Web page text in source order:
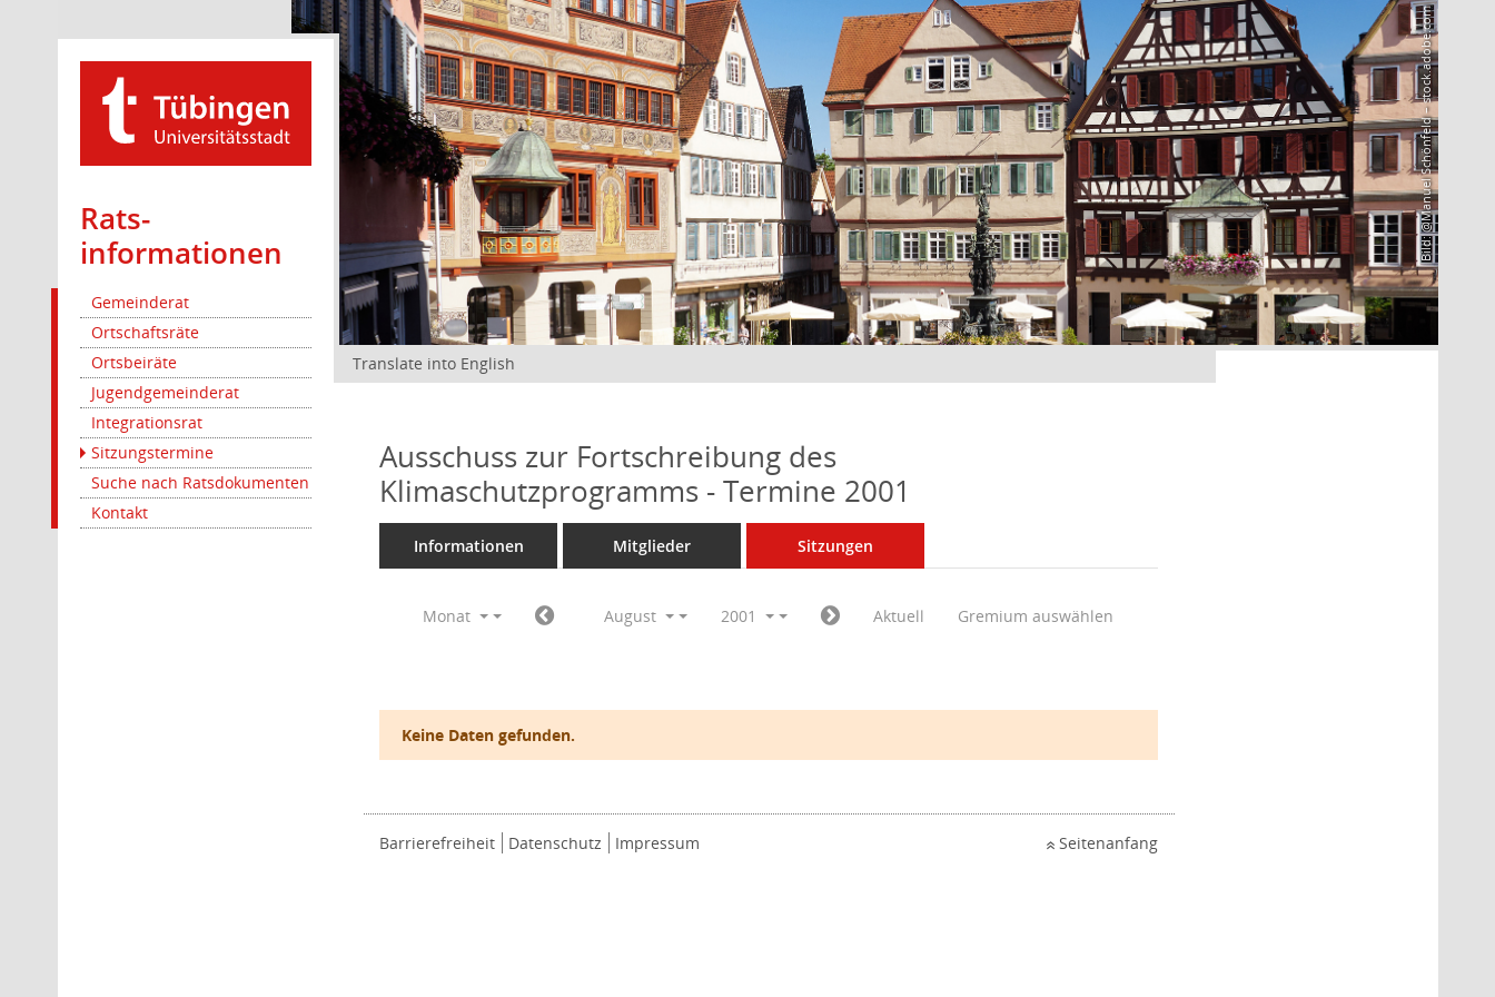
Rats­
informationen
Gemeinderat
Ortschaftsräte
Ortsbeiräte
Jugendgemeinderat
Integrationsrat
Sitzungstermine
Suche nach Ratsdokumenten
Kontakt
Bild: @Manuel Schönfeld – stock.adobe.com
Translate into English
Ausschuss zur Fortschreibung des
Klimaschutzprogramms - Termine 2001
Informationen Mitglieder Sitzungen
Monat August 2001 Aktuell Gremium auswählen
Keine Daten gefunden.
Barrierefreiheit Datenschutz Impressum Seitenanfang